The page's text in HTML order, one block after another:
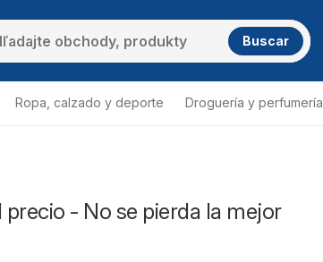
Buscar
Ropa, calzado y deporte Droguería y perfumería
- No se pierda la mejor